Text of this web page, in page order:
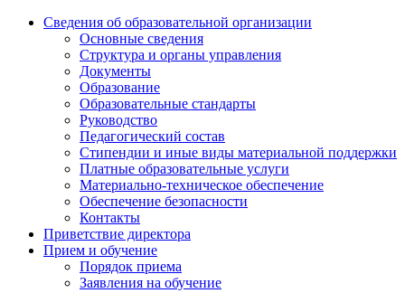
Сведения об образовательной организации
Основные сведения
Структура и органы управления
Документы
Образование
Образовательные стандарты
Руководство
Педагогический состав
Стипендии и иные виды материальной поддержки
Платные образовательные услуги
Материально-техническое обеспечение
Обеспечение безопасности
Контакты
Приветствие директора
Прием и обучение
Порядок приема
Заявления на обучение